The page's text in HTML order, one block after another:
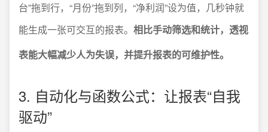
台”拖到行，“月份”拖到列，“净利润”设为值，几秒钟就
能生成一张可交互的报表。 相比手动筛选和统计，透视
表能大幅减少人为失误，并提升报表的可维护性。
3. 自动化与函数公式：让报表“自我
驱动”